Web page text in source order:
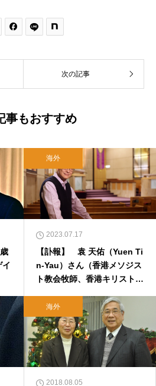

次の記事
事もおすすめ
海外
2023.07.17
【訃報】 袁 天佑（Yuen Ti
n-Yau）さん（香港メソジス
ト教会牧師、香港キリスト教
海外
2018.08.05